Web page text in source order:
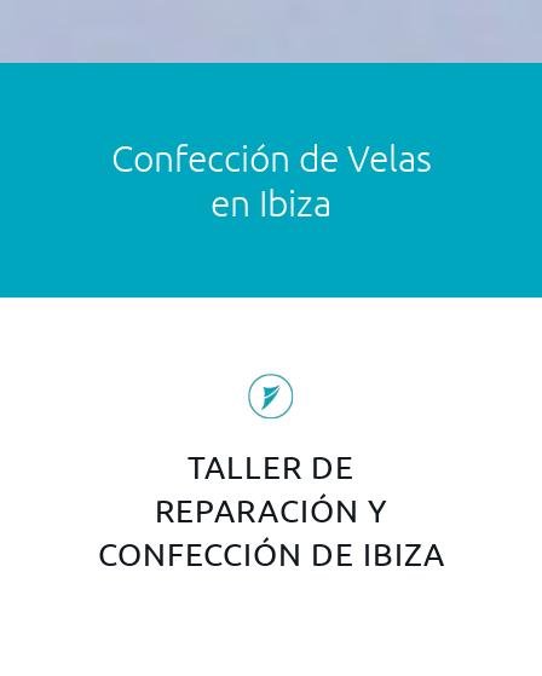
Confección de Velas
en Ibiza
TALLER DE
REPARACIÓN Y
CONFECCIÓN DE IBIZA